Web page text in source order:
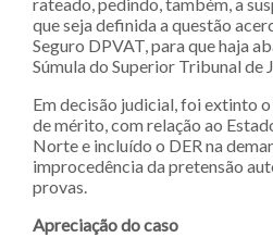
que seja definida a questão
Seguro DPVAT, para que haja
Súmula do Superior Tribunal de
Em decisão judicial, foi extinto
de mérito, com relação ao
Norte e incluído o DER na
improcedência da pretensão
provas.
Apreciação do caso